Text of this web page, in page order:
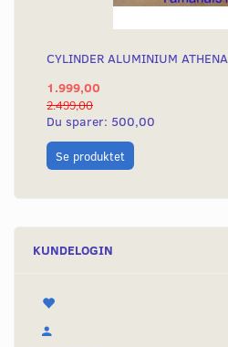
CYLINDER ALUMINIUM
1.999,00
2.499,00
Du sparer: 500,00
Se produktet
KUNDELOGIN